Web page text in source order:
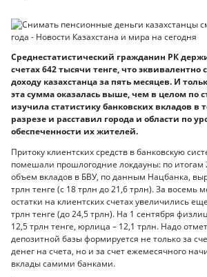
Среднестатистический гражданин РК
счетах 642 тысячи тенге, что
доходу казахстанца за пять месяцев. И
эта сумма оказалась выше, чем в целом по
изучила статистику банковских вкладов в
разрезе и расставил города и области по
обеспеченности их жителей.
Притоку клиентских средств в банковскую
помешали прошлогодние локдауны: по итогам
объем вкладов в БВУ, по данным Нацбанка,
трлн тенге (с 18 трлн до 21,6 трлн). За восемь
остатки на клиентских счетах увеличились еще
трлн тенге (до 24,5 трлн). На 1 сентября
12,5 трлн тенге, юрлица – 12,1 трлн. Надо
депозитной базы формируется не только за
денег на счета, но и за счет ежемесячного
вклады самими банками.